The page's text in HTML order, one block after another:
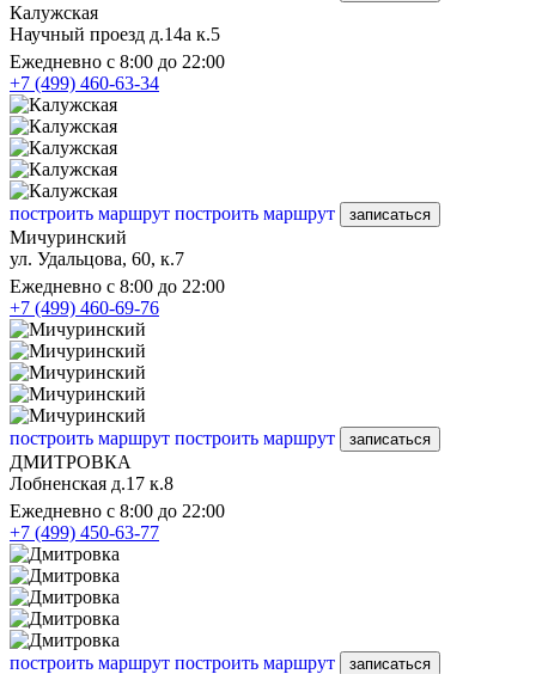
Калужская
Научный проезд д.14а к.5
Ежедневно с 8:00 до 22:00
+7 (499) 460-63-34
построить маршрут построить маршрут записаться
Мичуринский
ул. Удальцова, 60, к.7
Ежедневно с 8:00 до 22:00
+7 (499) 460-69-76
построить маршрут построить маршрут записаться
ДМИТРОВКА
Лобненская д.17 к.8
Ежедневно с 8:00 до 22:00
+7 (499) 450-63-77
построить маршрут построить маршрут записаться